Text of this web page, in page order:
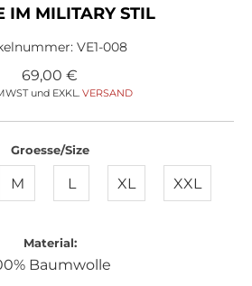
IM MILITARY STIL
VE1-008
69,00 €
und EXKL. VERSAND
Groesse/Size
M L XL XXL
Material:
Baumwolle